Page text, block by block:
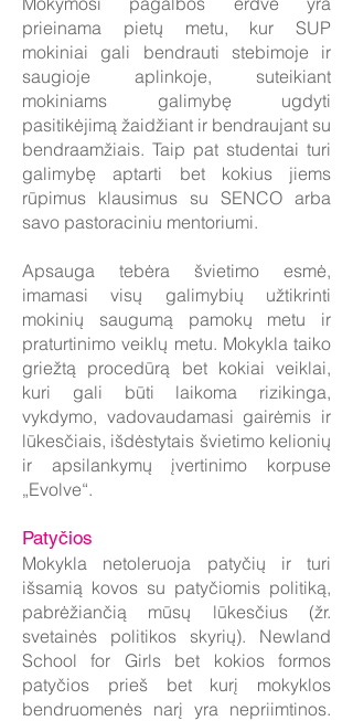
prieinama pietų metu, kur SUP
mokiniai gali bendrauti stebimoje ir
saugioje aplinkoje, suteikiant
mokiniams galimybę ugdyti
pasitikėjimą žaidžiant ir bendraujant su
bendraamžiais. Taip pat studentai turi
galimybę aptarti bet kokius jiems
rūpimus klausimus su SENCO arba
savo pastoraciniu mentoriumi.
Apsauga tebėra švietimo esmė,
imamasi visų galimybių užtikrinti
mokinių saugumą pamokų metu ir
praturtinimo veiklų metu. Mokykla taiko
griežtą procedūrą bet kokiai veiklai,
kuri gali būti laikoma rizikinga,
vykdymo, vadovaudamasi gairėmis ir
lūkesčiais, išdėstytais švietimo kelionių
ir apsilankymų įvertinimo korpuse
„Evolve“.
Patyčios
Mokykla netoleruoja patyčių ir turi
išsamią kovos su patyčiomis politiką,
pabrėžiančią mūsų lūkesčius (žr.
svetainės politikos skyrių). Newland
School for Girls bet kokios formos
patyčios prieš bet kurį mokyklos
bendruomenės narį yra nepriimtinos.